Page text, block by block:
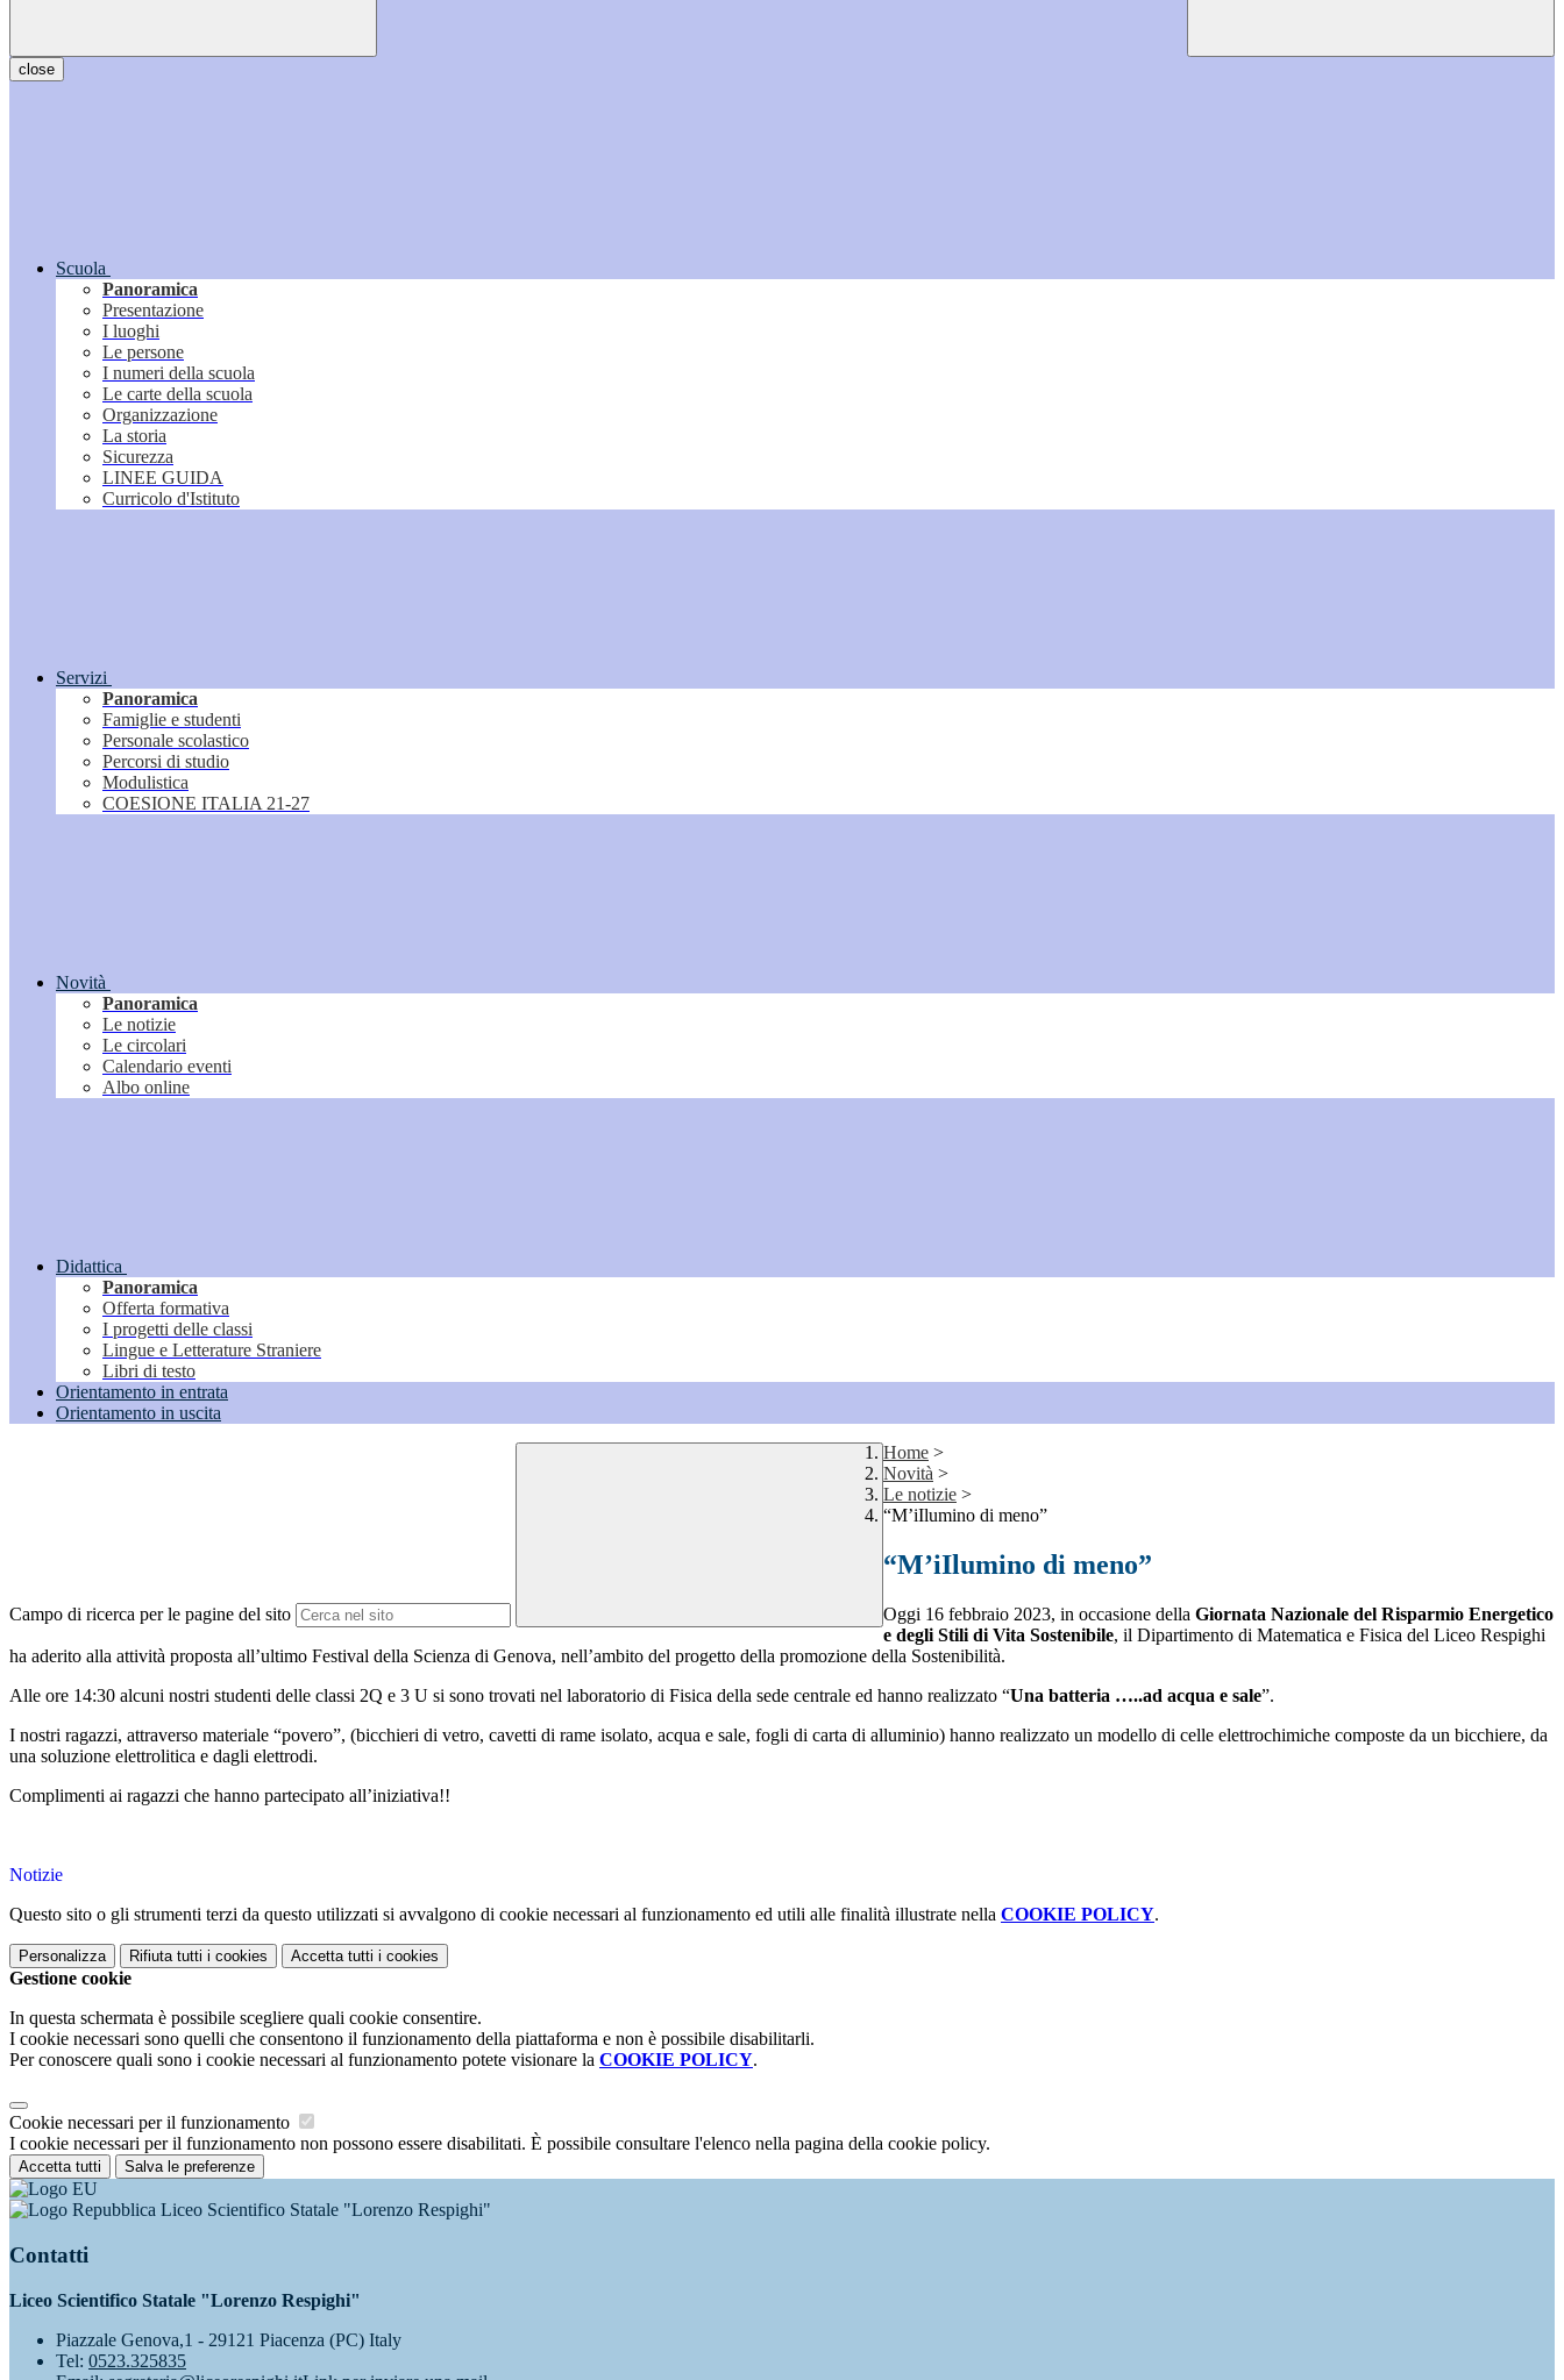
close
Scuola
Panoramica
Presentazione
I luoghi
Le persone
I numeri della scuola
Le carte della scuola
Organizzazione
La storia
Sicurezza
LINEE GUIDA
Curricolo d'Istituto
Servizi
Panoramica
Famiglie e studenti
Personale scolastico
Percorsi di studio
Modulistica
COESIONE ITALIA 21-27
Novità
Panoramica
Le notizie
Le circolari
Calendario eventi
Albo online
Didattica
Panoramica
Offerta formativa
I progetti delle classi
Lingue e Letterature Straniere
Libri di testo
Orientamento in entrata
Orientamento in uscita
Campo di ricerca per le pagine del sito
Home >
Novità >
Le notizie >
“M’iIlumino di meno”
“M’iIlumino di meno”
Oggi 16 febbraio 2023, in occasione della Giornata Nazionale del Risparmio Energetico
e degli Stili di Vita Sostenibile, il Dipartimento di Matematica e Fisica del Liceo Respighi
ha aderito alla attività proposta all’ultimo Festival della Scienza di Genova, nell’ambito del progetto della promozione della Sostenibilità.
Alle ore 14:30 alcuni nostri studenti delle classi 2Q e 3 U si sono trovati nel laboratorio di Fisica della sede centrale ed hanno realizzato “Una batteria …..ad acqua e sale”.
I nostri ragazzi, attraverso materiale “povero”, (bicchieri di vetro, cavetti di rame isolato, acqua e sale, fogli di carta di alluminio) hanno realizzato un modello di celle elettrochimiche composte da un bicchiere, da
una soluzione elettrolitica e dagli elettrodi.
Complimenti ai ragazzi che hanno partecipato all’iniziativa!!
Notizie
Questo sito o gli strumenti terzi da questo utilizzati si avvalgono di cookie necessari al funzionamento ed utili alle finalità illustrate nella COOKIE POLICY.
Personalizza Rifiuta tutti i cookies Accetta tutti i cookies
Gestione cookie
In questa schermata è possibile scegliere quali cookie consentire.
I cookie necessari sono quelli che consentono il funzionamento della piattaforma e non è possibile disabilitarli.
Per conoscere quali sono i cookie necessari al funzionamento potete visionare la COOKIE POLICY.
Cookie necessari per il funzionamento
I cookie necessari per il funzionamento non possono essere disabilitati. È possibile consultare l'elenco nella pagina della cookie policy.
Accetta tutti Salva le preferenze
Liceo Scientifico Statale "Lorenzo Respighi"
Contatti
Liceo Scientifico Statale "Lorenzo Respighi"
Piazzale Genova,1 - 29121 Piacenza (PC) Italy
Tel: 0523.325835